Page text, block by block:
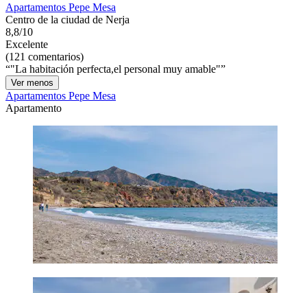
Apartamentos Pepe Mesa
Centro de la ciudad de Nerja
8,8/10
Excelente
(121 comentarios)
"La habitación perfecta,el personal muy amable"
Ver menos
Apartamentos Pepe Mesa
Apartamento